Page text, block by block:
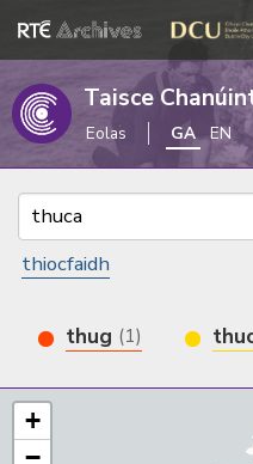
Taisce
Eolas GA EN
thiocfaidh
thug (1)
+
−